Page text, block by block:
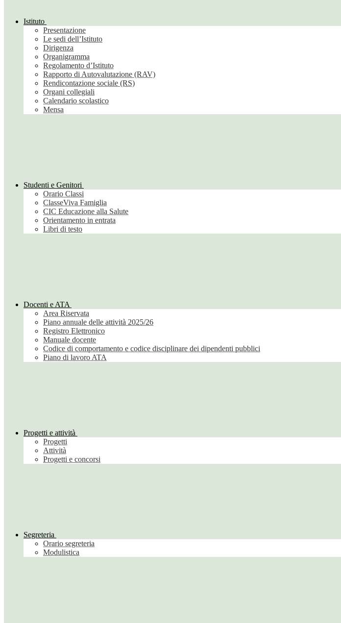
Istituto
Presentazione
Le sedi dell’Istituto
Dirigenza
Organigramma
Regolamento d’Istituto
Rapporto di Autovalutazione (RAV)
Rendicontazione sociale (RS)
Organi collegiali
Calendario scolastico
Mensa
Studenti e Genitori
Orario Classi
ClasseViva Famiglia
CIC Educazione alla Salute
Orientamento in entrata
Libri di testo
Docenti e ATA
Area Riservata
Piano annuale delle attività 2025/26
Registro Elettronico
Manuale docente
Codice di comportamento e codice disciplinare dei dipendenti pubblici
Piano di lavoro ATA
Progetti e attività
Progetti
Attività
Progetti e concorsi
Segreteria
Orario segreteria
Modulistica